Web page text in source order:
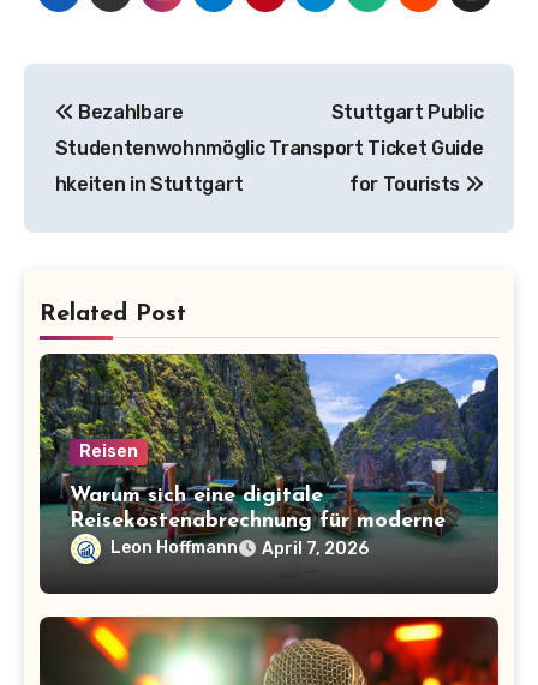
navigation
Bezahlbare
Studentenwohnmöglic
hkeiten in Stuttgart
Stuttgart Public
Transport Ticket Guide
for Tourists
Related Post
Reisen
Warum sich eine digitale
Reisekostenabrechnung für moderne
Unternehmen lohnt
Leon Hoffmann April 7, 2026